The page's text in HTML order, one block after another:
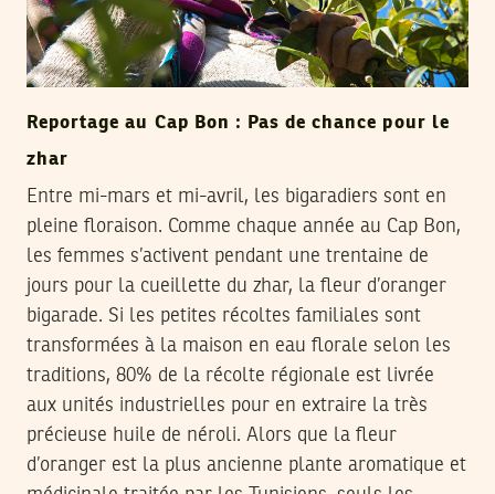
Reportage au Cap Bon : Pas de chance pour le
zhar
Entre mi-mars et mi-avril, les bigaradiers sont en
pleine floraison. Comme chaque année au Cap Bon,
les femmes s’activent pendant une trentaine de
jours pour la cueillette du zhar, la fleur d’oranger
bigarade. Si les petites récoltes familiales sont
transformées à la maison en eau florale selon les
traditions, 80% de la récolte régionale est livrée
aux unités industrielles pour en extraire la très
précieuse huile de néroli. Alors que la fleur
d’oranger est la plus ancienne plante aromatique et